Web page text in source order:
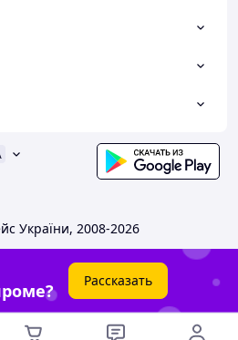
України, 2008-2026
Рассказать